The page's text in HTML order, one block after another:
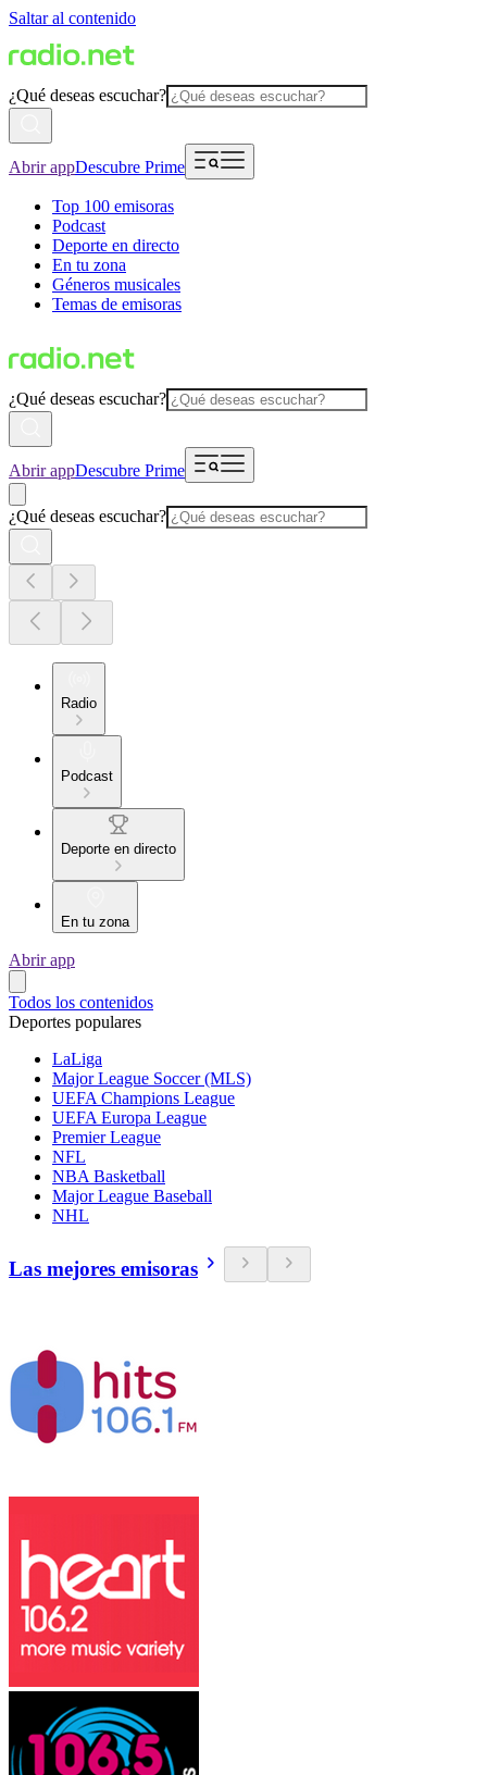
Saltar al contenido
¿Qué deseas escuchar?
Abrir appDescubre Prime
Top 100 emisoras
Podcast
Deporte en directo
En tu zona
Géneros musicales
Temas de emisoras
¿Qué deseas escuchar?
Abrir appDescubre Prime
¿Qué deseas escuchar?
Radio
Podcast
Deporte en directo
En tu zona
Abrir app
Todos los contenidos
Deportes populares
LaLiga
Major League Soccer (MLS)
UEFA Champions League
UEFA Europa League
Premier League
NFL
NBA Basketball
Major League Baseball
NHL
Las mejores emisoras